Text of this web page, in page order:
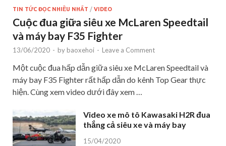
TIN TỨC ĐỌC NHIỀU NHẤT / VIDEO
Cuộc đua giữa siêu xe McLaren Speedtail
và máy bay F35 Fighter
13/06/2020 - by baoxehoi - Leave a Comment
Một cuộc đua hấp dẫn giữa siêu xe McLaren Speedtail và
máy bay F35 Fighter rất hấp dẫn do kênh Top Gear thực
hiện. Cùng xem video dưới đây xem …
Video xe mô tô Kawasaki H2R đua
thắng cả siêu xe và máy bay
15/04/2020